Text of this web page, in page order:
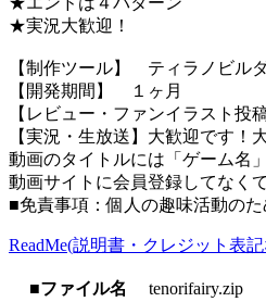
★実況大歓迎！
【制作ツール】 ティラノビル
【開発期間】 １ヶ月
【レビュー・ファンイラスト投
【実況・生放送】大歓迎です！
動画のタイトルには「ゲーム名
動画サイトに会員登録してなく
■免責事項：個人の趣味活動の
ReadMe(説明書・クレジット表
■ファイル名
tenorifairy.zip